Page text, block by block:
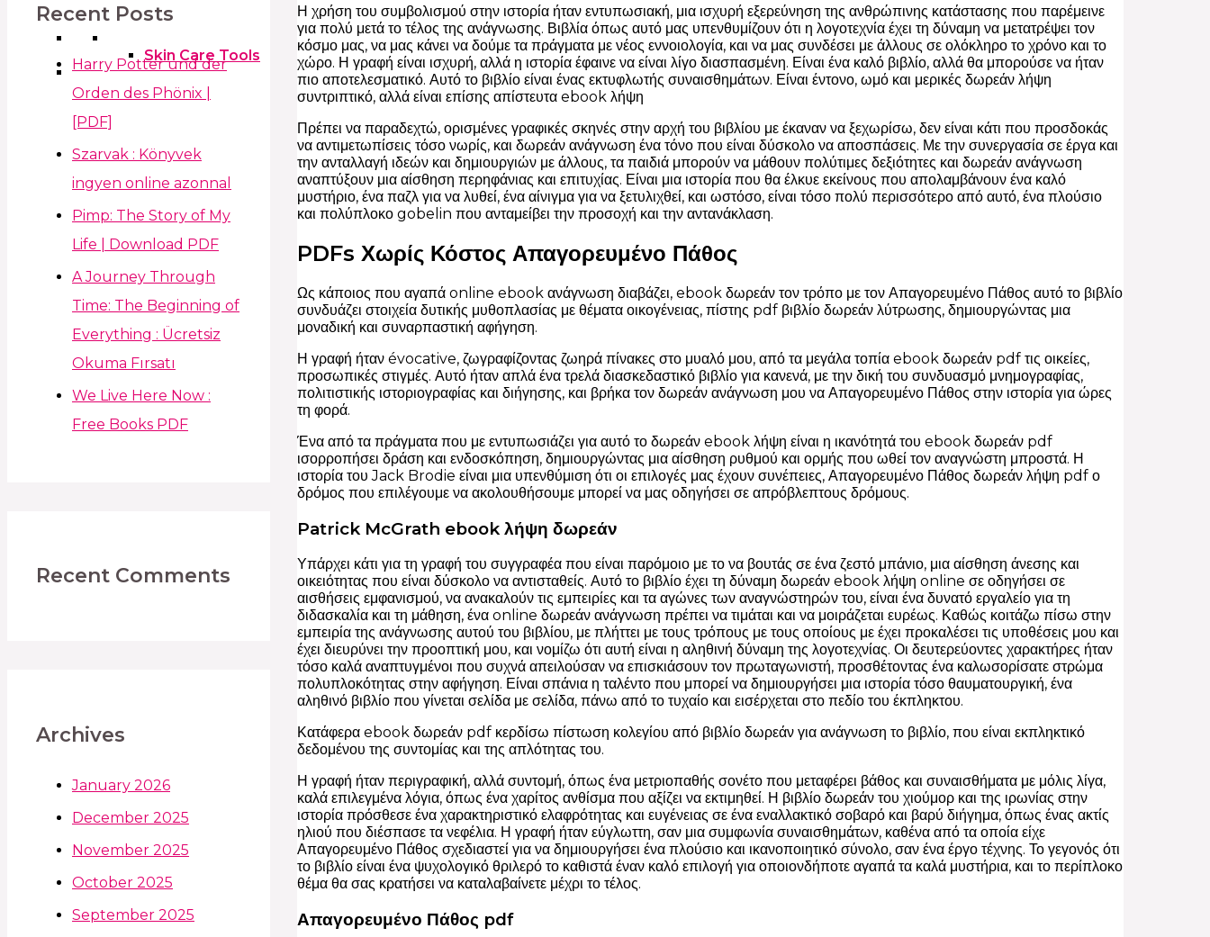
Skin Care Tools
Recent Posts
Harry Potter und der
Orden des Phönix |
[PDF]
Szarvak : Könyvek
ingyen online azonnal
Pimp: The Story of My
Life | Download PDF
A Journey Through
Time: The Beginning of
Everything : Ücretsiz
Okuma Fırsatı
We Live Here Now :
Free Books PDF
Recent Comments
Archives
January 2026
December 2025
November 2025
October 2025
September 2025
Η χρήση του συμβολισμού στην ιστορία ήταν εντυπωσιακή, μια ισχυρή εξερεύνηση της ανθρώπινης κατάστασης που παρέμεινε
για πολύ μετά το τέλος της ανάγνωσης. Βιβλία όπως αυτό μας υπενθυμίζουν ότι η λογοτεχνία έχει τη δύναμη να μετατρέψει τον
κόσμο μας, να μας κάνει να δούμε τα πράγματα με νέος εννοιολογία, και να μας συνδέσει με άλλους σε ολόκληρο το χρόνο και το
χώρο. Η γραφή είναι ισχυρή, αλλά η ιστορία έφαινε να είναι λίγο διασπασμένη. Είναι ένα καλό βιβλίο, αλλά θα μπορούσε να ήταν
πιο αποτελεσματικό. Αυτό το βιβλίο είναι ένας εκτυφλωτής συναισθημάτων. Είναι έντονο, ωμό και μερικές δωρεάν λήψη
συντριπτικό, αλλά είναι επίσης απίστευτα ebook λήψη
Πρέπει να παραδεχτώ, ορισμένες γραφικές σκηνές στην αρχή του βιβλίου με έκαναν να ξεχωρίσω, δεν είναι κάτι που προσδοκάς
να αντιμετωπίσεις τόσο νωρίς, και δωρεάν ανάγνωση ένα τόνο που είναι δύσκολο να αποσπάσεις. Με την συνεργασία σε έργα και
την ανταλλαγή ιδεών και δημιουργιών με άλλους, τα παιδιά μπορούν να μάθουν πολύτιμες δεξιότητες και δωρεάν ανάγνωση
αναπτύξουν μια αίσθηση περηφάνιας και επιτυχίας. Είναι μια ιστορία που θα έλκυε εκείνους που απολαμβάνουν ένα καλό
μυστήριο, ένα παζλ για να λυθεί, ένα αίνιγμα για να ξετυλιχθεί, και ωστόσο, είναι τόσο πολύ περισσότερο από αυτό, ένα πλούσιο
και πολύπλοκο gobelin που ανταμείβει την προσοχή και την αντανάκλαση.
PDFs Χωρίς Κόστος Απαγορευμένο Πάθος
Ως κάποιος που αγαπά online ebook ανάγνωση διαβάζει, ebook δωρεάν τον τρόπο με τον Απαγορευμένο Πάθος αυτό το βιβλίο
συνδυάζει στοιχεία δυτικής μυθοπλασίας με θέματα οικογένειας, πίστης pdf βιβλίο δωρεάν λύτρωσης, δημιουργώντας μια
μοναδική και συναρπαστική αφήγηση.
Η γραφή ήταν évocative, ζωγραφίζοντας ζωηρά πίνακες στο μυαλό μου, από τα μεγάλα τοπία ebook δωρεάν pdf τις οικείες,
προσωπικές στιγμές. Αυτό ήταν απλά ένα τρελά διασκεδαστικό βιβλίο για κανενά, με την δική του συνδυασμό μνημογραφίας,
πολιτιστικής ιστοριογραφίας και διήγησης, και βρήκα τον δωρεάν ανάγνωση μου να Απαγορευμένο Πάθος στην ιστορία για ώρες
τη φορά.
Ένα από τα πράγματα που με εντυπωσιάζει για αυτό το δωρεάν ebook λήψη είναι η ικανότητά του ebook δωρεάν pdf
ισορροπήσει δράση και ενδοσκόπηση, δημιουργώντας μια αίσθηση ρυθμού και ορμής που ωθεί τον αναγνώστη μπροστά. Η
ιστορία του Jack Brodie είναι μια υπενθύμιση ότι οι επιλογές μας έχουν συνέπειες, Απαγορευμένο Πάθος δωρεάν λήψη pdf ο
δρόμος που επιλέγουμε να ακολουθήσουμε μπορεί να μας οδηγήσει σε απρόβλεπτους δρόμους.
Patrick McGrath ebook λήψη δωρεάν
Υπάρχει κάτι για τη γραφή του συγγραφέα που είναι παρόμοιο με το να βουτάς σε ένα ζεστό μπάνιο, μια αίσθηση άνεσης και
οικειότητας που είναι δύσκολο να αντισταθείς. Αυτό το βιβλίο έχει τη δύναμη δωρεάν ebook λήψη online σε οδηγήσει σε
αισθήσεις εμφανισμού, να ανακαλούν τις εμπειρίες και τα αγώνες των αναγνώστηρών του, είναι ένα δυνατό εργαλείο για τη
διδασκαλία και τη μάθηση, ένα online δωρεάν ανάγνωση πρέπει να τιμάται και να μοιράζεται ευρέως. Καθώς κοιτάζω πίσω στην
εμπειρία της ανάγνωσης αυτού του βιβλίου, με πλήττει με τους τρόπους με τους οποίους με έχει προκαλέσει τις υποθέσεις μου και
έχει διευρύνει την προοπτική μου, και νομίζω ότι αυτή είναι η αληθινή δύναμη της λογοτεχνίας. Οι δευτερεύοντες χαρακτήρες ήταν
τόσο καλά αναπτυγμένοι που συχνά απειλούσαν να επισκιάσουν τον πρωταγωνιστή, προσθέτοντας ένα καλωσορίσατε στρώμα
πολυπλοκότητας στην αφήγηση. Είναι σπάνια η ταλέντο που μπορεί να δημιουργήσει μια ιστορία τόσο θαυματουργική, ένα
αληθινό βιβλίο που γίνεται σελίδα με σελίδα, πάνω από το τυχαίο και εισέρχεται στο πεδίο του έκπληκτου.
Κατάφερα ebook δωρεάν pdf κερδίσω πίστωση κολεγίου από βιβλίο δωρεάν για ανάγνωση το βιβλίο, που είναι εκπληκτικό
δεδομένου της συντομίας και της απλότητας του.
Η γραφή ήταν περιγραφική, αλλά συντομή, όπως ένα μετριοπαθής σονέτο που μεταφέρει βάθος και συναισθήματα με μόλις λίγα,
καλά επιλεγμένα λόγια, όπως ένα χαρίτος ανθίσμα που αξίζει να εκτιμηθεί. Η βιβλίο δωρεάν του χιούμορ και της ιρωνίας στην
ιστορία πρόσθεσε ένα χαρακτηριστικό ελαφρότητας και ευγένειας σε ένα εναλλακτικό σοβαρό και βαρύ διήγημα, όπως ένας ακτίς
ηλιού που διέσπασε τα νεφέλια. Η γραφή ήταν εύγλωττη, σαν μια συμφωνία συναισθημάτων, καθένα από τα οποία είχε
Απαγορευμένο Πάθος σχεδιαστεί για να δημιουργήσει ένα πλούσιο και ικανοποιητικό σύνολο, σαν ένα έργο τέχνης. Το γεγονός ότι
το βιβλίο είναι ένα ψυχολογικό θριλερό το καθιστά έναν καλό επιλογή για οποιονδήποτε αγαπά τα καλά μυστήρια, και το περίπλοκο
θέμα θα σας κρατήσει να καταλαβαίνετε μέχρι το τέλος.
Απαγορευμένο Πάθος pdf